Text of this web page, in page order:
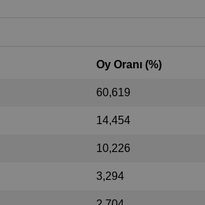
Oy Oranı (%)
60,619
14,454
10,226
3,294